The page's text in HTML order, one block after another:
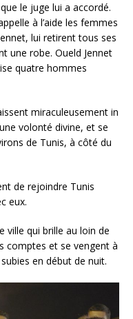
le juge lui a accordé.
à l’aide les femmes
lui retirent tous ses
une robe. Oueld Jennet
quatre hommes
miraculeusement in
volonté divine, et se
de Tunis, à côté du
de rejoindre Tunis
eux.
ville qui brille au loin de
comptes et se vengent à
en début de nuit.